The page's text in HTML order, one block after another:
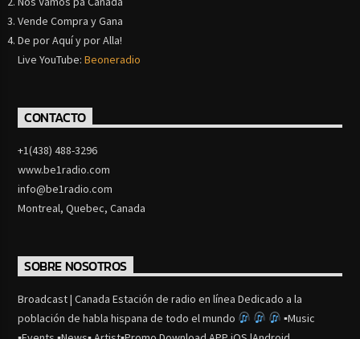
Vende Compra y Gana
De por Aquí y por Alla!
Live YouTube:Beoneradio
CONTACTO
+1(438) 488-3296
www.be1radio.com
info@be1radio.com
Montreal, Quebec, Canada
SOBRE NOSOTROS
Broadcast | Canada Estación de radio en línea Dedicado a la
población de habla hispana de todo el mundo
▪Music